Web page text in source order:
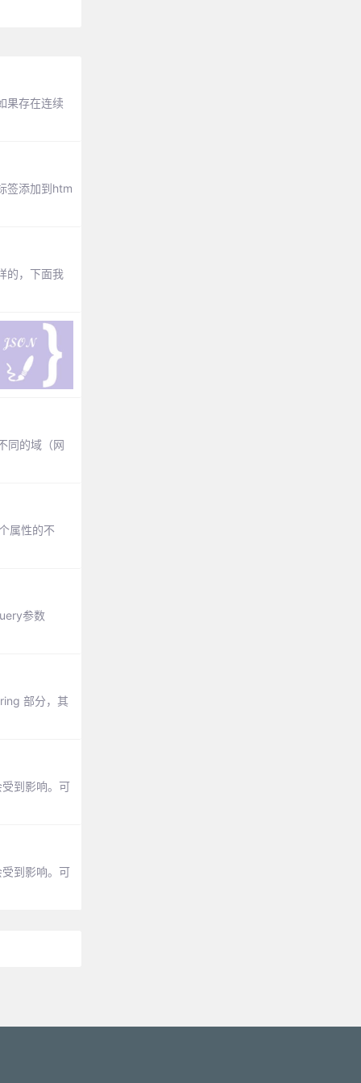
果存在连续
签添加到htm
的，下面我
同的域（网
属性的不
参数
部分，其
到影响。可
到影响。可